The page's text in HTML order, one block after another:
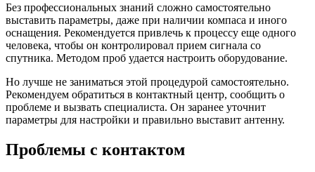
Без профессиональных знаний сложно самостоятельно
выставить параметры, даже при наличии компаса и иного
оснащения. Рекомендуется привлечь к процессу еще одного
человека, чтобы он контролировал прием сигнала со
спутника. Методом проб удается настроить оборудование.
Но лучше не заниматься этой процедурой самостоятельно.
Рекомендуем обратиться в контактный центр, сообщить о
проблеме и вызвать специалиста. Он заранее уточнит
параметры для настройки и правильно выставит антенну.
Проблемы с контактом